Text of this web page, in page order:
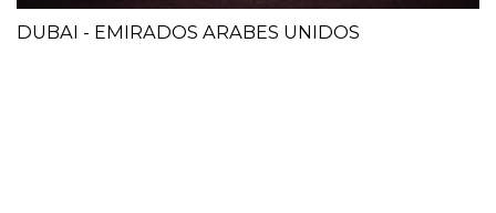
DUBAI - EMIRADOS ARABES UNIDOS